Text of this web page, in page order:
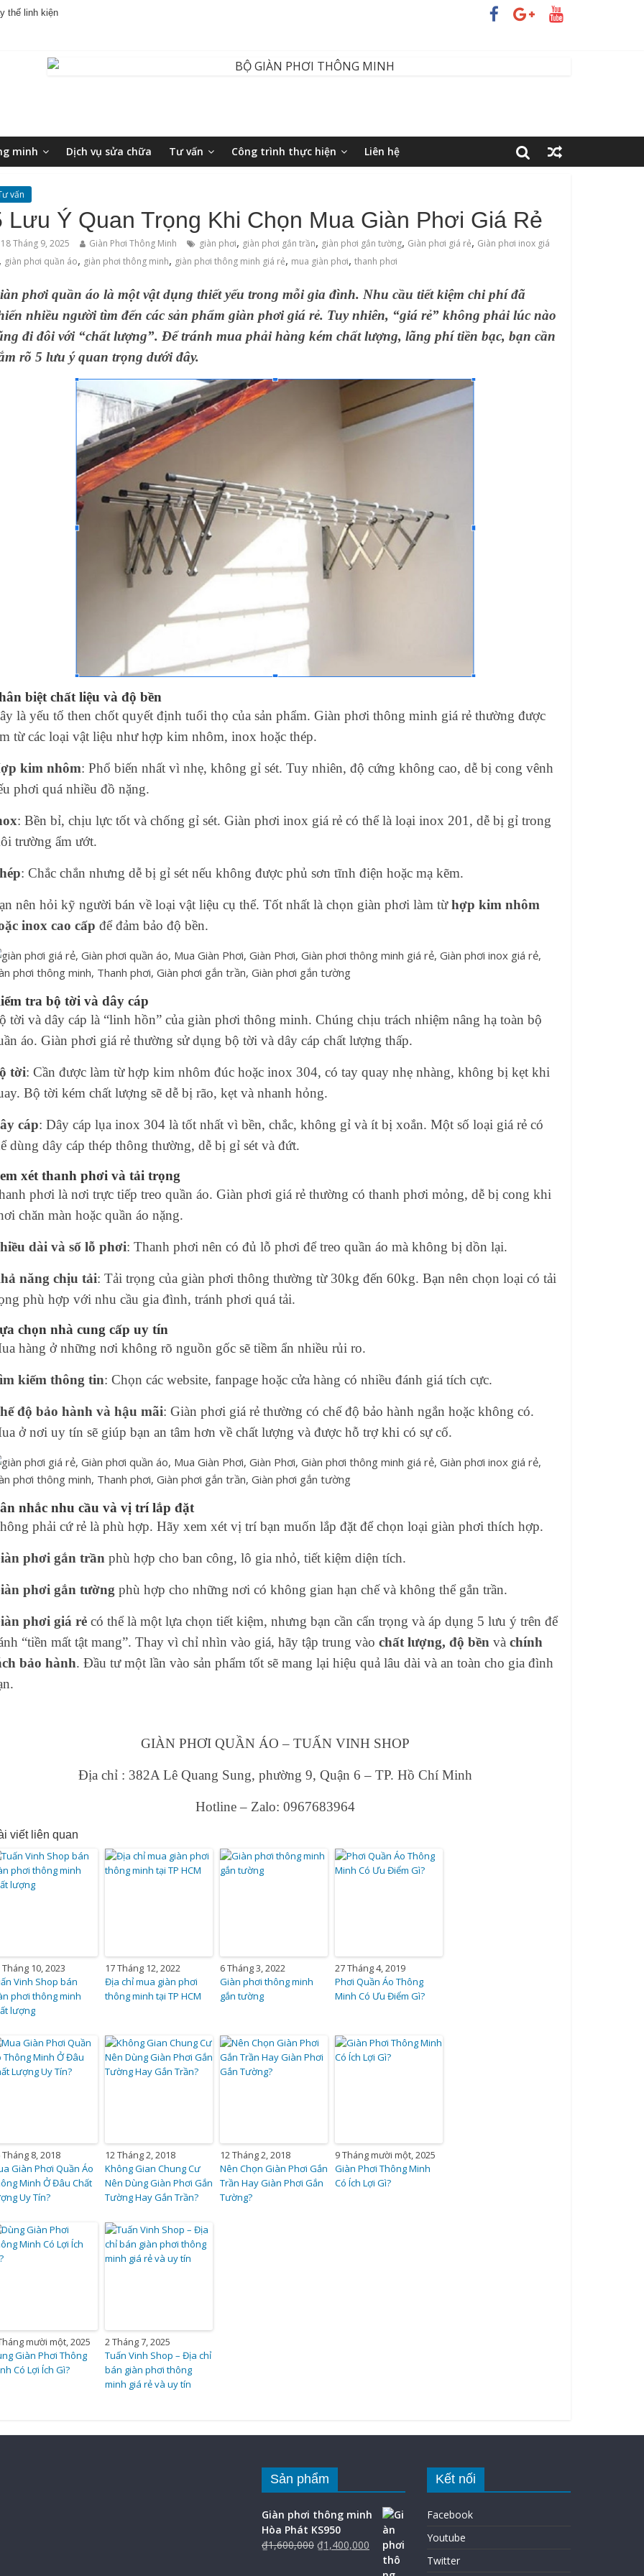
thế linh kiện
minh Dịch vụ sửa chữa Tư vấn Công trình thực hiện Liên hệ
vấn
Lưu Ý Quan Trọng Khi Chọn Mua Giàn Phơi Giá Rẻ
18 Tháng 9, 2025 Giàn Phơi Thông Minh giàn phơi, giàn phơi gắn trần, giàn phơi gắn tường, Giàn phơi giá rẻ, Giàn phơi inox giá
, giàn phơi quần áo, ‌giàn‌ ‌phơi‌ ‌thông‌ ‌minh, giàn phơi thông minh giá rẻ, mua giàn phơi,thanh phơi
phơi quần áo là một vật dụng thiết yếu trong mỗi gia đình. Nhu cầu tiết kiệm chi phí đã
nhiều người tìm đến các sản phẩm giàn phơi giá rẻ. Tuy nhiên, “giá rẻ” không phải lúc nào
đi đôi với “chất lượng”. Để tránh mua phải hàng kém chất lượng, lãng phí tiền bạc, bạn cần
rõ 5 lưu ý quan trọng dưới đây.
biệt chất liệu và độ bền
là yếu tố then chốt quyết định tuổi thọ của sản phẩm. Giàn phơi thông minh giá rẻ thường được
từ các loại vật liệu như hợp kim nhôm, inox hoặc thép.
kim nhôm: Phổ biến nhất vì nhẹ, không gỉ sét. Tuy nhiên, độ cứng không cao, dễ bị cong vênh
phơi quá nhiều đồ nặng.
: Bền bỉ, chịu lực tốt và chống gỉ sét. Giàn phơi inox giá rẻ có thể là loại inox 201, dễ bị gỉ trong
trường ẩm ướt.
: Chắc chắn nhưng dễ bị gỉ sét nếu không được phủ sơn tĩnh điện hoặc mạ kẽm.
nên hỏi kỹ người bán về loại vật liệu cụ thể. Tốt nhất là chọn giàn phơi làm từhợp kim nhôm
inox cao cấp để đảm bảo độ bền.
tra bộ tời và dây cáp
tời và dây cáp là “linh hồn” của giàn phơi thông minh. Chúng chịu trách nhiệm nâng hạ toàn bộ
áo. Giàn phơi giá rẻ thường sử dụng bộ tời và dây cáp chất lượng thấp.
tời: Cần được làm từ hợp kim nhôm đúc hoặc inox 304, có tay quay nhẹ nhàng, không bị kẹt khi
Bộ tời kém chất lượng sẽ dễ bị rão, kẹt và nhanh hỏng.
cáp: Dây cáp lụa inox 304 là tốt nhất vì bền, chắc, không gỉ và ít bị xoắn. Một số loại giá rẻ có
dùng dây cáp thép thông thường, dễ bị gỉ sét và đứt.
xét thanh phơi và tải trọng
phơi là nơi trực tiếp treo quần áo. Giàn phơi giá rẻ thường có thanh phơi mỏng, dễ bị cong khi
chăn màn hoặc quần áo nặng.
dài và số lỗ phơi: Thanh phơi nên có đủ lỗ phơi để treo quần áo mà không bị dồn lại.
năng chịu tải: Tải trọng của giàn phơi thông thường từ 30kg đến 60kg. Bạn nên chọn loại có tải
phù hợp với nhu cầu gia đình, tránh phơi quá tải.
chọn nhà cung cấp uy tín
hàng ở những nơi không rõ nguồn gốc sẽ tiềm ẩn nhiều rủi ro.
kiếm thông tin: Chọn các website, fanpage hoặc cửa hàng có nhiều đánh giá tích cực.
độ bảo hành và hậu mãi: Giàn phơi giá rẻ thường có chế độ bảo hành ngắn hoặc không có.
ở nơi uy tín sẽ giúp bạn an tâm hơn về chất lượng và được hỗ trợ khi có sự cố.
nhắc nhu cầu và vị trí lắp đặt
phải cứ rẻ là phù hợp. Hãy xem xét vị trí bạn muốn lắp đặt để chọn loại giàn phơi thích hợp.
phơi gắn trần phù hợp cho ban công, lô gia nhỏ, tiết kiệm diện tích.
phơi gắn tường phù hợp cho những nơi có không gian hạn chế và không thể gắn trần.
phơi giá rẻ có thể là một lựa chọn tiết kiệm, nhưng bạn cần cẩn trọng và áp dụng 5 lưu ý trên để
“tiền mất tật mang”. Thay vì chỉ nhìn vào giá, hãy tập trung vàochất lượng, độ bền vàchính
bảo hành. Đầu tư một lần vào sản phẩm tốt sẽ mang lại hiệu quả lâu dài và an toàn cho gia đình
GIÀN PHƠI QUẦN ÁO – TUẤN VINH SHOP
Địa chỉ : 382A Lê Quang Sung, phường 9, Quận 6 – TP. Hồ Chí Minh
Hotline – Zalo: 0967683964
viết liên quan
Tháng 10, 2023
Vinh Shop bán
phơi thông minh
lượng
17 Tháng 12, 2022
Địa chỉ mua giàn phơi
thông minh tại TP HCM
6 Tháng 3, 2022
Giàn phơi thông minh
gắn tường
27 Tháng 4, 2019
Phơi Quần Áo Thông
Minh Có Ưu Điểm Gì?
Tháng 8, 2018
Giàn Phơi Quần Áo
Minh Ở Đâu Chất
Uy Tín?
12 Tháng 2, 2018
Không Gian Chung Cư
Nên Dùng Giàn Phơi Gắn
Tường Hay Gắn Trần?
12 Tháng 2, 2018
Nên Chọn Giàn Phơi Gắn
Trần Hay Giàn Phơi Gắn
Tường?
9 Tháng mười một, 2025
Giàn Phơi Thông Minh
Có Ích Lợi Gì?
mười một, 2025
Giàn Phơi Thông
Có Lợi Ích Gì?
2 Tháng 7, 2025
Tuấn Vinh Shop – Địa chỉ
bán giàn phơi thông
minh giá rẻ và uy tín
Sản phẩm
Giàn phơi thông minh
Hòa Phát KS950
₫1,600,000 ₫1,400,000
Kết nối
Facebook
Youtube
Twitter